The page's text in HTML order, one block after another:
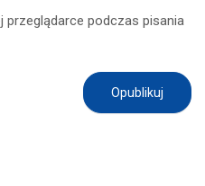
przeglądarce podczas pisania